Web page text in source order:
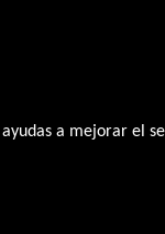
a mejorar el
Vi